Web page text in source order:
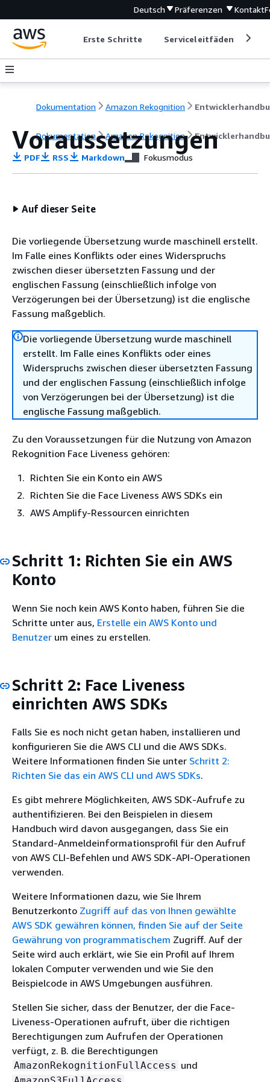
Deutsch Präferenzen Kontakt
Erste Schritte Serviceleitfäden
Dokumentation Amazon Rekognition
Dokumentation Amazon Rekognition
Voraussetzungen
PDF RSS Markdown Fokusmodus
Auf dieser Seite
Die vorliegende Übersetzung wurde maschinell erstellt.
Im Falle eines Konflikts oder eines Widerspruchs
zwischen dieser übersetzten Fassung und der
englischen Fassung (einschließlich infolge von
Verzögerungen bei der Übersetzung) ist die englische
Fassung maßgeblich.
Die vorliegende Übersetzung wurde maschinell
erstellt. Im Falle eines Konflikts oder eines
Widerspruchs zwischen dieser übersetzten Fassung
und der englischen Fassung (einschließlich infolge
von Verzögerungen bei der Übersetzung) ist die
englische Fassung maßgeblich.
Zu den Voraussetzungen für die Nutzung von Amazon
Rekognition Face Liveness gehören:
Richten Sie ein Konto ein AWS
Richten Sie die Face Liveness AWS SDKs ein
AWS Amplify-Ressourcen einrichten
Schritt 1: Richten Sie ein AWS
Konto
Wenn Sie noch kein AWS Konto haben, führen Sie die
Schritte unter aus, Erstelle ein AWS Konto und
Benutzer um eines zu erstellen.
Schritt 2: Face Liveness
einrichten AWS SDKs
Falls Sie es noch nicht getan haben, installieren und
konfigurieren Sie die AWS CLI und die AWS SDKs.
Weitere Informationen finden Sie unter Schritt 2:
Richten Sie das ein AWS CLI und AWS SDKs.
Es gibt mehrere Möglichkeiten, AWS SDK-Aufrufe zu
authentifizieren. Bei den Beispielen in diesem
Handbuch wird davon ausgegangen, dass Sie ein
Standard-Anmeldeinformationsprofil für den Aufruf
von AWS CLI-Befehlen und AWS SDK-API-Operationen
verwenden.
Weitere Informationen dazu, wie Sie Ihrem
Benutzerkonto Zugriff auf das von Ihnen gewählte
AWS SDK gewähren können, finden Sie auf der Seite
Gewährung von programmatischem Zugriff. Auf der
Seite wird auch erklärt, wie Sie ein Profil auf Ihrem
lokalen Computer verwenden und wie Sie den
Beispielcode in AWS Umgebungen ausführen.
Stellen Sie sicher, dass der Benutzer, der die Face-
Liveness-Operationen aufruft, über die richtigen
Berechtigungen zum Aufrufen der Operationen
verfügt, z. B. die Berechtigungen
AmazonRekognitionFullAccess und